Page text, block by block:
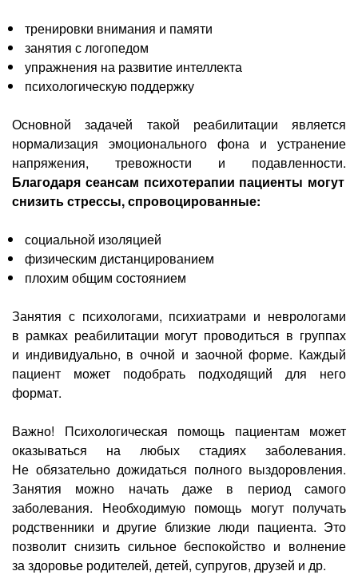
тренировки внимания и памяти
занятия с логопедом
упражнения на развитие интеллекта
психологическую поддержку
Основной задачей такой реабилитации является
нормализация эмоционального фона и устранение
напряжения, тревожности и подавленности.
Благодаря сеансам психотерапии пациенты могут
снизить стрессы, спровоцированные:
социальной изоляцией
физическим дистанцированием
плохим общим состоянием
Занятия с психологами, психиатрами и неврологами
в рамках реабилитации могут проводиться в группах
и индивидуально, в очной и заочной форме. Каждый
пациент может подобрать подходящий для него
формат.
Важно! Психологическая помощь пациентам может
оказываться на любых стадиях заболевания.
Не обязательно дожидаться полного выздоровления.
Занятия можно начать даже в период самого
заболевания. Необходимую помощь могут получать
родственники и другие близкие люди пациента. Это
позволит снизить сильное беспокойство и волнение
за здоровье родителей, детей, супругов, друзей и др.